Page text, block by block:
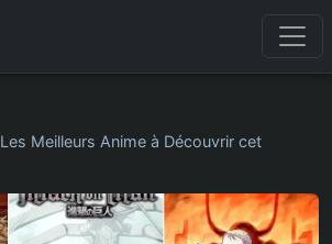
Les Meilleurs Anime à Découvrir cet